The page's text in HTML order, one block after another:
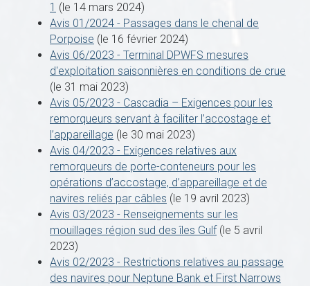
1 (le 14 mars 2024)
Avis 01/2024 - Passages dans le chenal de
Porpoise (le 16 février 2024)
Avis 06/2023 - Terminal DPWFS mesures
d'exploitation saisonnières en conditions de crue
(le 31 mai 2023)
Avis 05/2023 - Cascadia – Exigences pour les
remorqueurs servant à faciliter l’accostage et
l’appareillage (le 30 mai 2023)
Avis 04/2023 - Exigences relatives aux
remorqueurs de porte-conteneurs pour les
opérations d’accostage, d’appareillage et de
navires reliés par câbles (le 19 avril 2023)
Avis 03/2023 - Renseignements sur les
mouillages région sud des îles Gulf(le 5 avril
2023)
Avis 02/2023 - Restrictions relatives au passage
des navires pour Neptune Bank et First Narrows